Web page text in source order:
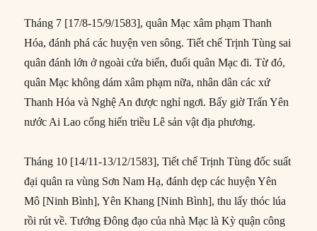
Tháng 7 [17/8-15/9/1583], quân Mạc xâm phạm Thanh
Hóa, đánh phá các huyện ven sông. Tiết chế Trịnh Tùng sai
quân đánh lớn ở ngoài cửa biển, đuổi quân Mạc đi. Từ đó,
quân Mạc không dám xâm phạm nữa, nhân dân các xứ
Thanh Hóa và Nghệ An được nghỉ ngơi. Bấy giờ Trấn Yên
nước Ai Lao cống hiến triều Lê sản vật địa phương.
Tháng 10 [14/11-13/12/1583], Tiết chế Trịnh Tùng đốc suất
đại quân ra vùng Sơn Nam Hạ, đánh dẹp các huyện Yên
Mô [Ninh Bình], Yên Khang [Ninh Bình], thu lấy thóc lúa
rồi rút về. Tướng Đông đạo của nhà Mạc là Kỳ quận công